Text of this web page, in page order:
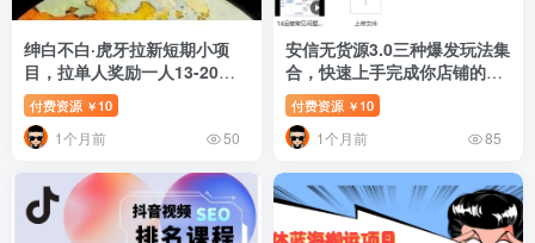
绅白不白·虎牙拉新短期小项
目，拉单人奖励一人13-20块
价值398元
付费资源 ￥ 10
1个月前 50
安信无货源3.0三种爆发玩法集
合，快速‬‬上手完成你店铺的飞
起‬‬爆发
付费资源 ￥ 10
1个月前 85